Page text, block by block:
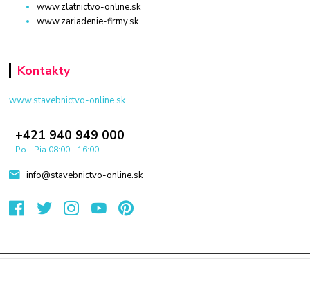
www.zlatnictvo-online.sk
www.zariadenie-firmy.sk
Kontakty
www.stavebnictvo-online.sk
+421 940 949 000
Po - Pia 08:00 - 16:00
info@stavebnictvo-online.sk